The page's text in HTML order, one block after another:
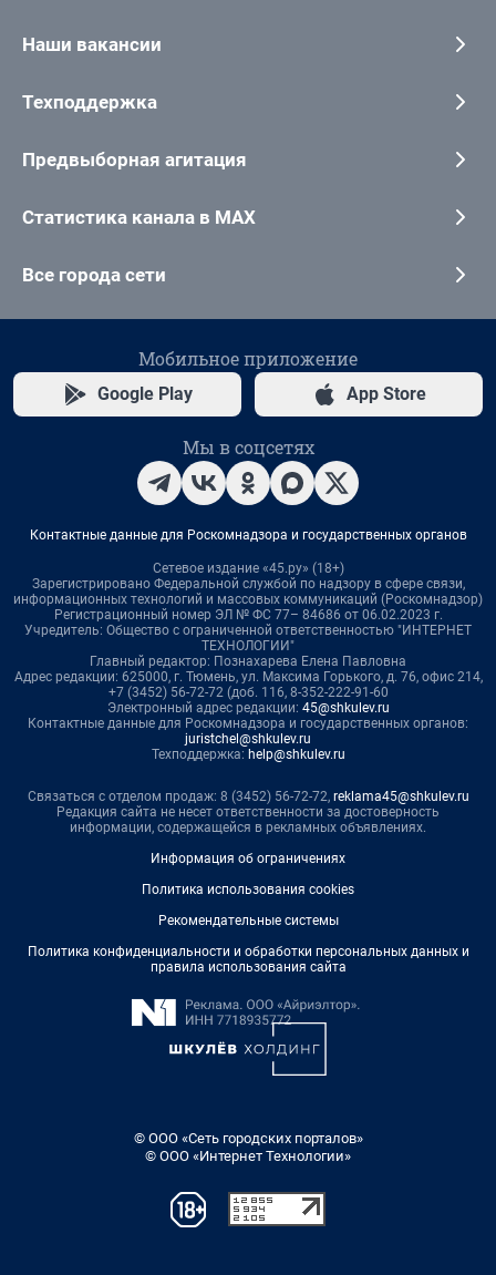
Наши вакансии
Техподдержка
Предвыборная агитация
Статистика канала в MAX
Все города сети
Мобильное приложение
Google Play App Store
Мы в соцсетях
Контактные данные для Роскомнадзора и государственных органов
Сетевое издание «45.ру» (18+)
Зарегистрировано Федеральной службой по надзору в сфере связи,
информационных технологий и массовых коммуникаций (Роскомнадзор)
Регистрационный номер ЭЛ № ФС 77– 84686 от 06.02.2023 г.
Учредитель: Общество с ограниченной ответственностью "ИНТЕРНЕТ
ТЕХНОЛОГИИ"
Главный редактор: Познахарева Елена Павловна
Адрес редакции: 625000, г. Тюмень, ул. Максима Горького, д. 76, офис 214,
+7 (3452) 56-72-72 (доб. 116, 8-352-222-91-60
Электронный адрес редакции: 45@shkulev.ru
Контактные данные для Роскомнадзора и государственных органов:
juristchel@shkulev.ru
Техподдержка: help@shkulev.ru
Связаться с отделом продаж: 8 (3452) 56-72-72, reklama45@shkulev.ru
Редакция сайта не несет ответственности за достоверность
информации, содержащейся в рекламных объявлениях.
Информация об ограничениях
Политика использования cookies
Рекомендательные системы
Политика конфиденциальности и обработки персональных данных и
правила использования сайта
© ООО «Сеть городских порталов»
© ООО «Интернет Технологии»